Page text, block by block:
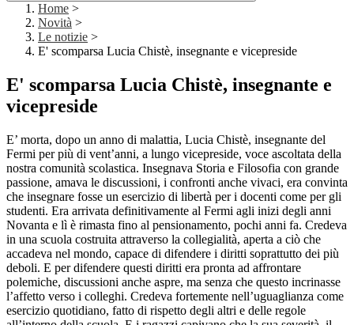
Home >
Novità >
Le notizie >
E' scomparsa Lucia Chistè, insegnante e vicepreside
E' scomparsa Lucia Chistè, insegnante e
vicepreside
E’ morta, dopo un anno di malattia, Lucia Chistè, insegnante del
Fermi per più di vent’anni, a lungo vicepreside, voce ascoltata della
nostra comunità scolastica. Insegnava Storia e Filosofia con grande
passione, amava le discussioni, i confronti anche vivaci, era convinta
che insegnare fosse un esercizio di libertà per i docenti come per gli
studenti. Era arrivata definitivamente al Fermi agli inizi degli anni
Novanta e lì è rimasta fino al pensionamento, pochi anni fa. Credeva
in una scuola costruita attraverso la collegialità, aperta a ciò che
accadeva nel mondo, capace di difendere i diritti soprattutto dei più
deboli. E per difendere questi diritti era pronta ad affrontare
polemiche, discussioni anche aspre, ma senza che questo incrinasse
l’affetto verso i colleghi. Credeva fortemente nell’uguaglianza come
esercizio quotidiano, fatto di rispetto degli altri e delle regole